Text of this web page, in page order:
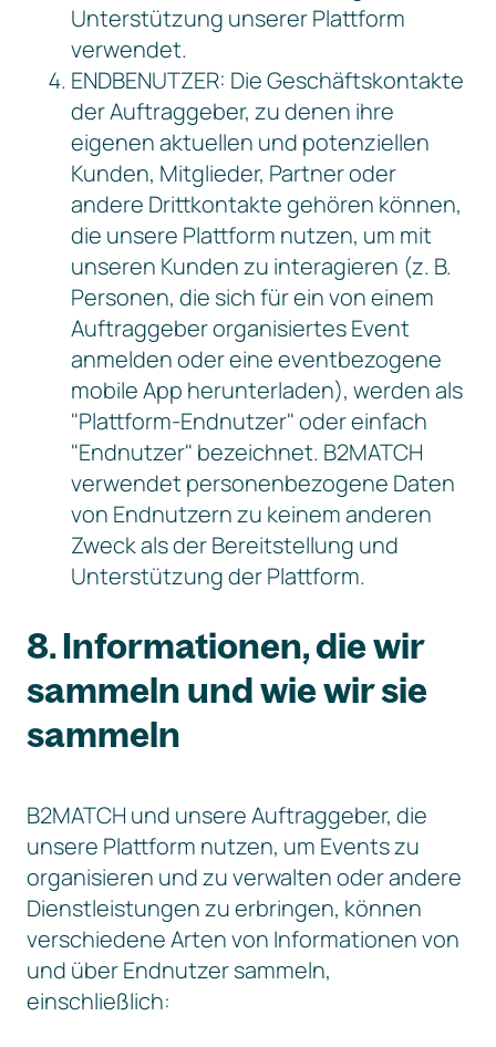
Unterstützung unserer Plattform
verwendet.
ENDBENUTZER: Die Geschäftskontakte
der Auftraggeber, zu denen ihre
eigenen aktuellen und potenziellen
Kunden, Mitglieder, Partner oder
andere Drittkontakte gehören können,
die unsere Plattform nutzen, um mit
unseren Kunden zu interagieren (z. B.
Personen, die sich für ein von einem
Auftraggeber organisiertes Event
anmelden oder eine eventbezogene
mobile App herunterladen), werden als
"Plattform-Endnutzer" oder einfach
"Endnutzer" bezeichnet. B2MATCH
verwendet personenbezogene Daten
von Endnutzern zu keinem anderen
Zweck als der Bereitstellung und
Unterstützung der Plattform.
8. Informationen, die wir
sammeln und wie wir sie
sammeln
B2MATCH und unsere Auftraggeber, die
unsere Plattform nutzen, um Events zu
organisieren und zu verwalten oder andere
Dienstleistungen zu erbringen, können
verschiedene Arten von Informationen von
und über Endnutzer sammeln,
einschließlich: